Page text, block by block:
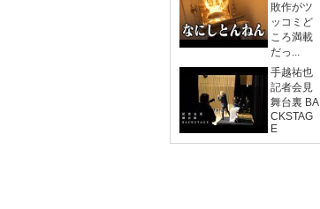
敗作がツ
ッコミど
ころ満載
だっ...
手越祐也
記者会見
舞台裏 BA
CKSTAG
E